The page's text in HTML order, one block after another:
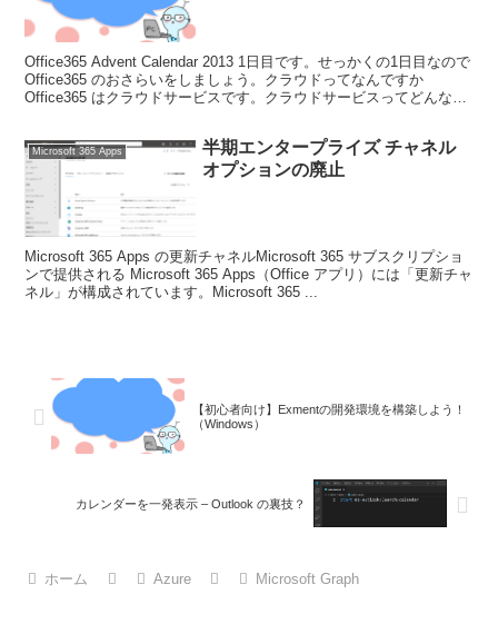
Office365 Advent Calendar 2013 1日目です。せっかくの1日目なので
Office365 のおさらいをしましょう。クラウドってなんですか
Office365 はクラウドサービスです。クラウドサービスってどんなイ
Microsoft 365 Apps
半期エンタープライズ チャネル
オプションの廃止
Microsoft 365 Apps の更新チャネルMicrosoft 365 サブスクリプショ
ンで提供される Microsoft 365 Apps（Office アプリ）には「更新チャ
ネル」が構成されています。Microsoft 365 ...
【初心者向け】Exmentの開発環境を構築しよう！
（Windows）
カレンダーを一発表示 – Outlook の裏技？
ホーム Azure Microsoft Graph